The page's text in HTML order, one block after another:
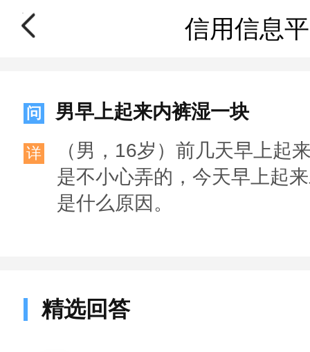
信用信息
问 男早上起来内裤湿一块
详
（男，16岁）前几天早上起
是不小心弄的，今天早上起
是什么原因。
精选回答